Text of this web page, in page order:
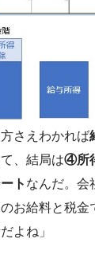
さえわかれば
、結局は④所
ト なんだ。会
お給料と税金
よね」